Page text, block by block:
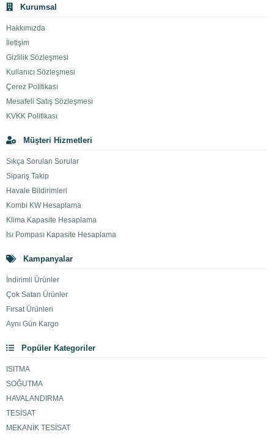
Kurumsal
Hakkımızda
İletişim
Gizlilik Sözleşmesi
Kullanıcı Sözleşmesi
Çerez Politikası
Mesafeli Satış Sözleşmesi
KVKK Politikası
Müşteri Hizmetleri
Sıkça Sorulan Sorular
Sipariş Takip
Havale Bildirimleri
Kombi KW Hesaplama
Klima Kapasite Hesaplama
Isı Pompası Kapasite Hesaplama
Kampanyalar
İndirimli Ürünler
Çok Satan Ürünler
Fırsat Ürünleri
Aynı Gün Kargo
Popüler Kategoriler
ISITMA
SOĞUTMA
HAVALANDIRMA
TESİSAT
MEKANİK TESİSAT